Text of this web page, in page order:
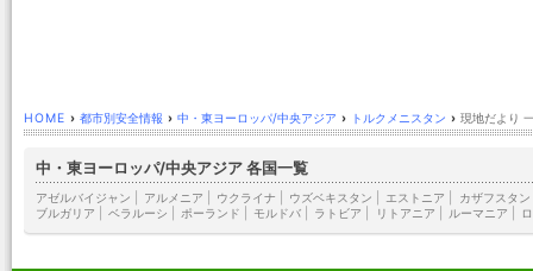
HOME › 都市別安全情報 › 中・東ヨーロッパ/中央アジア › トルクメニスタン › 現地だより
中・東ヨーロッパ/中央アジア 各国一覧
アゼルバイジャン アルメニア ウクライナ ウズベキスタン エストニア カザフスタン
ブルガリア
ベラルーシ ポーランド モルドバ ラトビア リトアニア ルーマニア